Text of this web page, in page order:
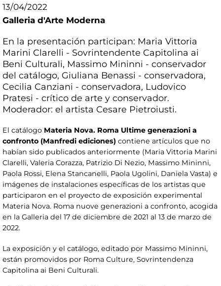
13/04/2022
Galleria d'Arte Moderna
En la presentación participan: Maria Vittoria
Marini Clarelli - Sovrintendente Capitolina ai
Beni Culturali, Massimo Mininni - conservador
del catálogo, Giuliana Benassi - conservadora,
Cecilia Canziani - conservadora, Ludovico
Pratesi - crítico de arte y conservador.
Moderador: el artista Cesare Pietroiusti.
El catálogo Materia Nova. Roma Ultime generazioni a
confronto (Manfredi ediciones) contiene artículos que no
habían sido publicados anteriormente (Maria Vittoria Marini
Clarelli, Valeria Corazza, Patrizio Di Nezio, Massimo Mininni,
Paola Rossi, Elena Stancanelli, Paola Ugolini, Daniela Vasta) e
imágenes de instalaciones específicas de los artistas que
participaron en el proyecto de exposición experimental
Materia Nova. Roma nuove generazioni a confronto, acogida
en la Galleria del 17 de diciembre de 2021 al 13 de marzo de
2022.
La exposición y el catálogo, editado por Massimo Mininni,
están promovidos por Roma Culture, Sovrintendenza
Capitolina ai Beni Culturali.